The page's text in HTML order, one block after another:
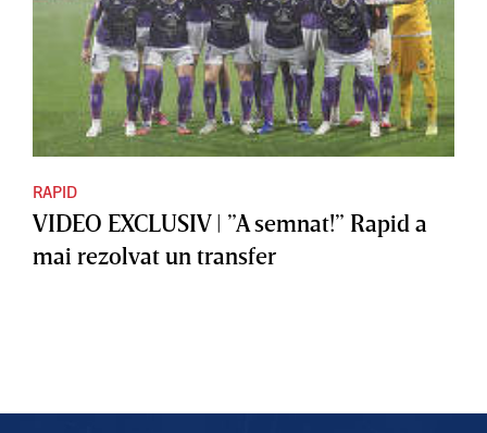
RAPID
VIDEO EXCLUSIV | ”A semnat!” Rapid a
mai rezolvat un transfer